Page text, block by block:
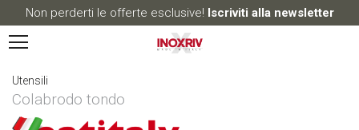
Non perderti le offerte esclusive! Iscriviti alla newsletter
Utensili
Colabrodo tondo